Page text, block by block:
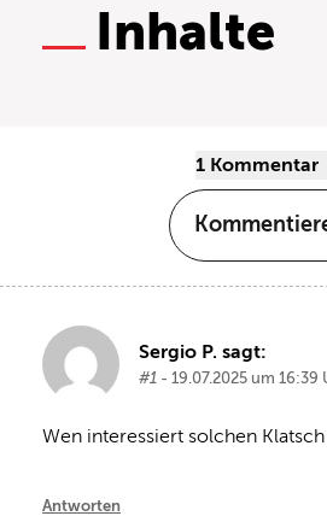
Inhalte
1 Kommentar
Sergio P. sagt:
#1 - 19.07.2025 um 16:39
Wen interessiert solchen Klatsch
Antworten